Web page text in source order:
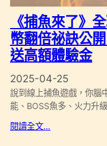
《捕魚來了》
幣翻倍祕訣公
送高額體驗金
2025-04-25
說到線上捕魚遊戲，你腦
能、BOSS魚多、火力升
閱讀全文…